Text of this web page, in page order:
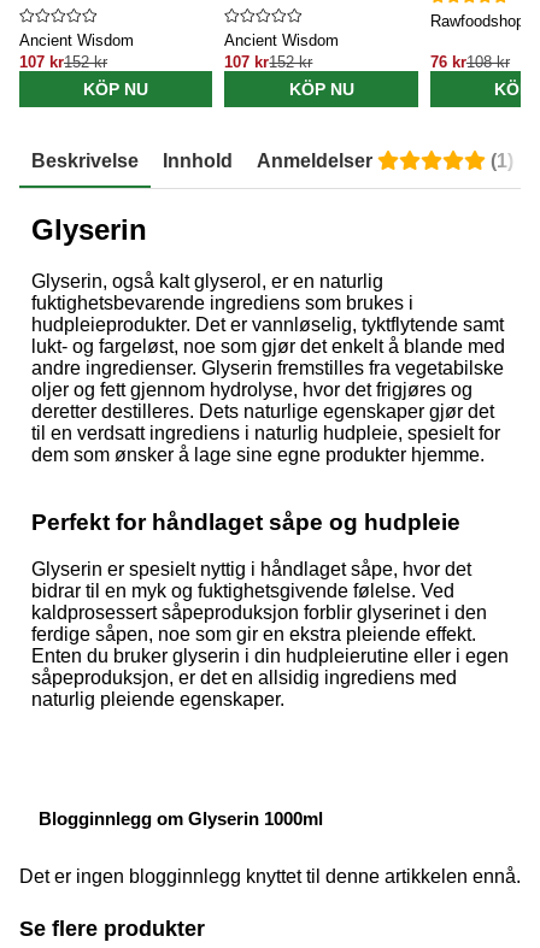
Ancient Wisdom
107 kr152 kr
KÖP NU
Ancient Wisdom
107 kr152 kr
KÖP NU
Rawfoodshop
76 kr108 kr
KÖP
Beskrivelse Innhold Anmeldelser (1)
Glyserin
Glyserin, også kalt glyserol, er en naturlig
fuktighetsbevarende ingrediens som brukes i
hudpleieprodukter. Det er vannløselig, tyktflytende samt
lukt- og fargeløst, noe som gjør det enkelt å blande med
andre ingredienser. Glyserin fremstilles fra vegetabilske
oljer og fett gjennom hydrolyse, hvor det frigjøres og
deretter destilleres. Dets naturlige egenskaper gjør det
til en verdsatt ingrediens i naturlig hudpleie, spesielt for
dem som ønsker å lage sine egne produkter hjemme.
Perfekt for håndlaget såpe og hudpleie
Glyserin er spesielt nyttig i håndlaget såpe, hvor det
bidrar til en myk og fuktighetsgivende følelse. Ved
kaldprosessert såpeproduksjon forblir glyserinet i den
ferdige såpen, noe som gir en ekstra pleiende effekt.
Enten du bruker glyserin i din hudpleierutine eller i egen
såpeproduksjon, er det en allsidig ingrediens med
naturlig pleiende egenskaper.
Blogginnlegg om Glyserin 1000ml
Det er ingen blogginnlegg knyttet til denne artikkelen ennå.
Se flere produkter